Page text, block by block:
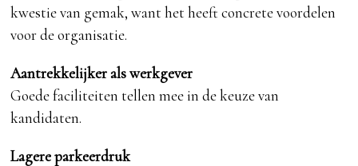
kwestie van gemak, want het heeft concrete voordelen
voor de organisatie.
Aantrekkelijker als werkgever
Goede faciliteiten tellen mee in de keuze van
kandidaten.
Lagere parkeerdruk